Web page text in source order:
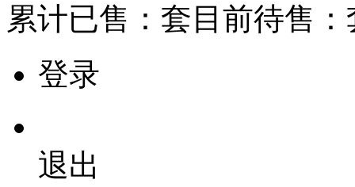
累计已售： 套 目前待售：
登录
退出